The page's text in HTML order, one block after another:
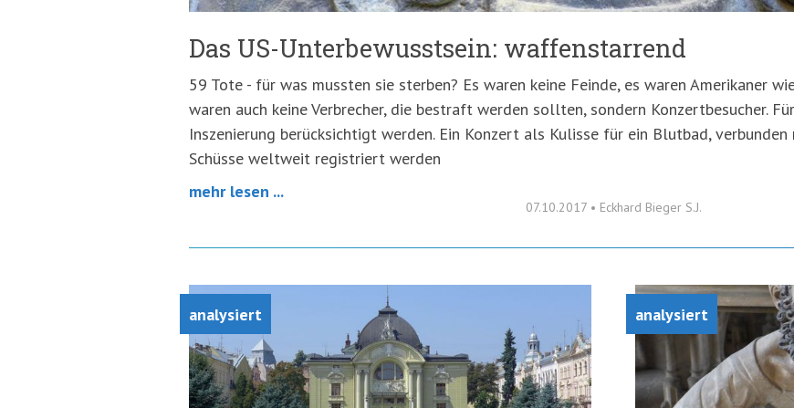
Das US-Unterbewusstsein: waffenstarrend
59 Tote - für was mussten sie sterben? Es waren keine Feinde, es waren Amerikaner
waren auch keine Verbrecher, die bestraft werden sollten, sondern Konzertbesucher.
Inszenierung berücksichtigt werden. Ein Konzert als Kulisse für ein Blutbad,
Schüsse weltweit registriert werden
mehr lesen ...
07.10.2017 • Eckhard Bieger S.J.
analysiert analysiert